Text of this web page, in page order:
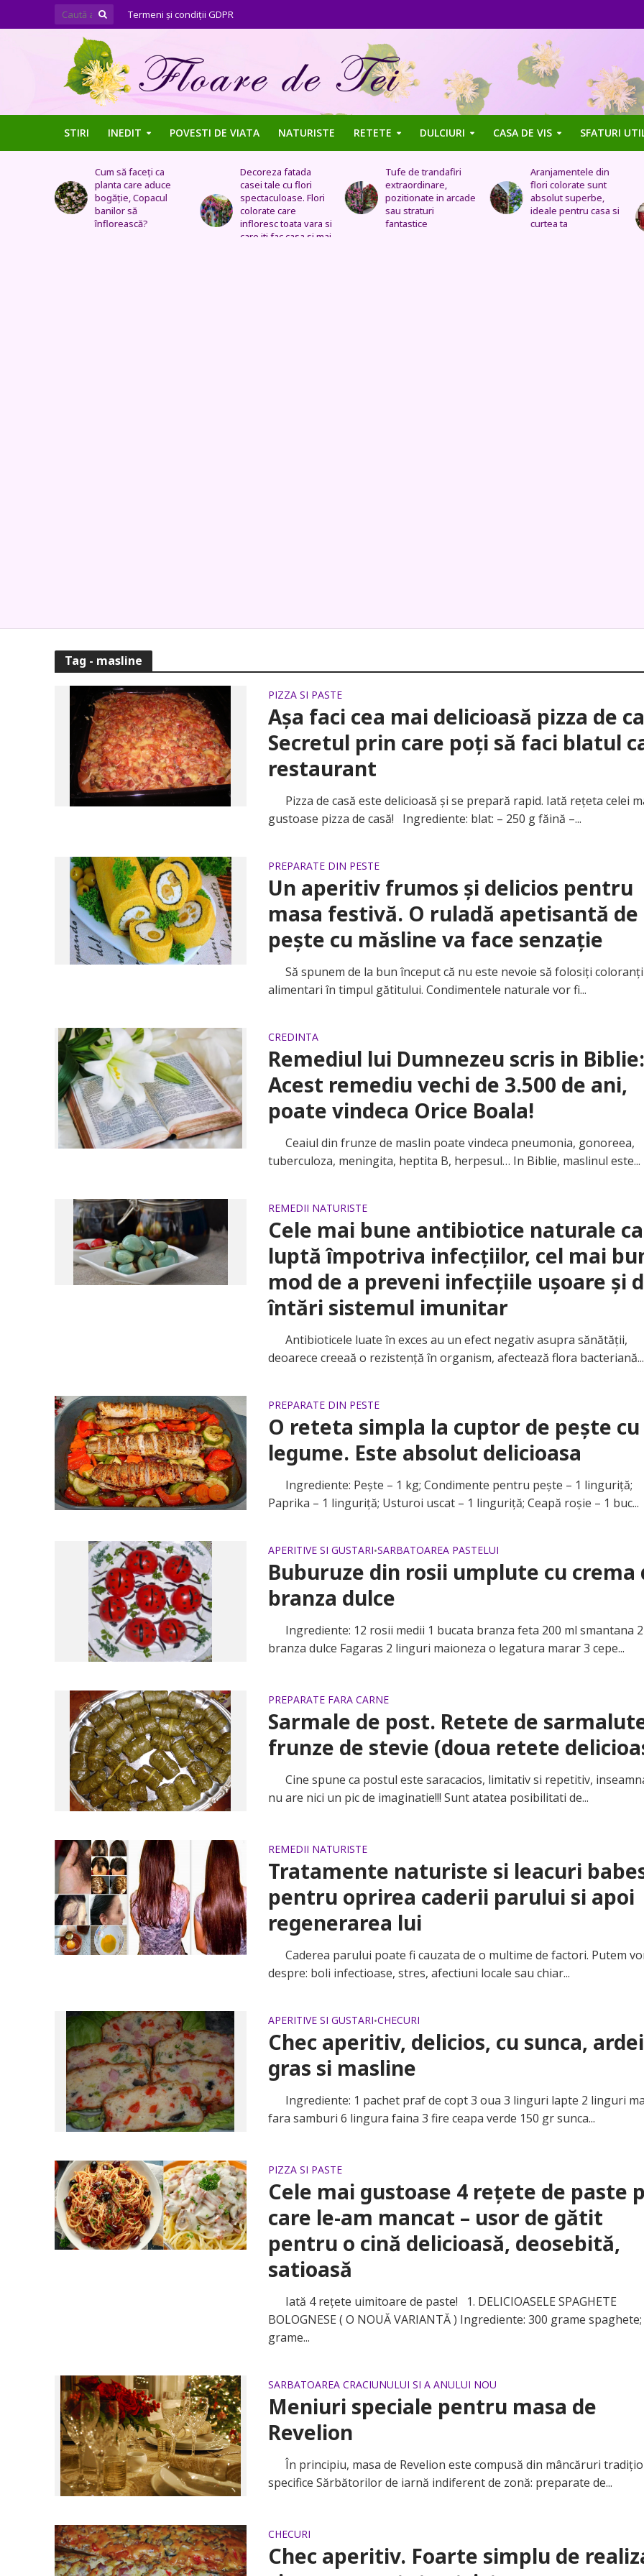
Termeni şi condiţii GDPR
STIRI INEDIT POVESTI DE VIATA NATURISTE RETETE DULCIURI CASA DE VIS SFATURI
Decoreza fatada
casei tale cu flori
spectaculoase. Flori
colorate care
infloresc toata vara si
Tufe de trandafiri
extraordinare,
pozitionate in arcade
sau straturi
fantastice
Aranjamentele din
flori colorate sunt
absolut superbe,
ideale pentru casa si
curtea ta
Uleiul de trandafir
tratează stomacul,
bolile organelor
genitale feminine,
insomnia, durerile de
Tag - masline
PIZZA SI PASTE
Aşa faci cea mai delicioasă pizza de
Secretul prin care poţi să faci blatul
restaurant
Pizza de casă este delicioasă şi se prepară rapid. Iată reţeta celei
gustoase pizza de casă! Ingrediente: blat: – 250 g făină –...
PREPARATE DIN PESTE
Un aperitiv frumos și delicios pentru
masa festivă. O ruladă apetisantă de
pește cu măsline va face senzație
Să spunem de la bun început că nu este nevoie să folosiți coloranți
alimentari în timpul gătitului. Condimentele naturale vor fi...
CREDINTA
Remediul lui Dumnezeu scris in Biblie:
Acest remediu vechi de 3.500 de ani,
poate vindeca Orice Boala!
Ceaiul din frunze de maslin poate vindeca pneumonia, gonoreea,
tuberculoza, meningita, heptita B, herpesul… In Biblie, maslinul este...
REMEDII NATURISTE
Cele mai bune antibiotice naturale
luptă împotriva infecțiilor, cel mai
mod de a preveni infecțiile ușoare și
întări sistemul imunitar
Antibioticele luate în exces au un efect negativ asupra sănătății,
deoarece creeaă o rezistență în organism, afectează flora bacteriană...
PREPARATE DIN PESTE
O reteta simpla la cuptor de pește cu
legume. Este absolut delicioasa
Ingrediente: Pește – 1 kg; Condimente pentru pește – 1 linguriță;
Paprika – 1 linguriță; Usturoi uscat – 1 linguriță; Ceapă roșie – 1 buc...
APERITIVE SI GUSTARI•SARBATOAREA PASTELUI
Buburuze din rosii umplute cu crema
branza dulce
Ingrediente: 12 rosii medii 1 bucata branza feta 200 ml smantana
branza dulce Fagaras 2 linguri maioneza o legatura marar 3 cepe...
PREPARATE FARA CARNE
Sarmale de post. Retete de
frunze de stevie (doua retete
Cine spune ca postul este saracacios, limitativ si repetitiv,
nu are nici un pic de imaginatie!!! Sunt atatea posibilitati de...
REMEDII NATURISTE
Tratamente naturiste si leacuri
pentru oprirea caderii parului si apoi
regenerarea lui
Caderea parului poate fi cauzata de o multime de factori. Putem
despre: boli infectioase, stres, afectiuni locale sau chiar...
APERITIVE SI GUSTARI•CHECURI
Chec aperitiv, delicios, cu sunca, ardei
gras si masline
Ingrediente: 1 pachet praf de copt 3 oua 3 linguri lapte 2 linguri
fara samburi 6 lingura faina 3 fire ceapa verde 150 gr sunca...
PIZZA SI PASTE
Cele mai gustoase 4 rețete de paste
care le-am mancat – usor de gătit
pentru o cină delicioasă, deosebită,
satioasă
Iată 4 rețete uimitoare de paste! 1. DELICIOASELE SPAGHETE
BOLOGNESE ( O NOUĂ VARIANTĂ ) Ingrediente: 300 grame spaghete;
grame...
SARBATOAREA CRACIUNULUI SI A ANULUI NOU
Meniuri speciale pentru masa de
Revelion
În principiu, masa de Revelion este compusă din mâncăruri
specifice Sărbătorilor de iarnă indiferent de zonă: preparate de...
CHECURI
Chec aperitiv. Foarte simplu de